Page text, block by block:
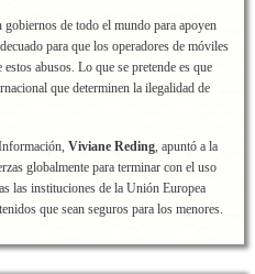
de todo el mundo para apoyen
para que los operadores de móviles
abusos. Lo que se pretende es que
que determinen la ilegalidad de
Viviane Reding, apuntó a la
globalmente para terminar con el uso
las instituciones de la Unión Europea
que sean seguros para los menores.